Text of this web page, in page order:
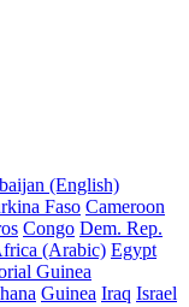
(English)
Faso Cameroon
Congo Dem. Rep.
(Arabic) Egypt
Guinea
Guinea Iraq Israel